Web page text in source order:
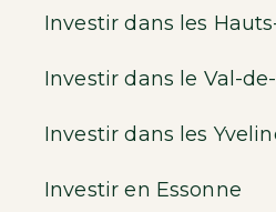
Investir dans les
Investir dans le Val-
Investir dans les
Investir en Essonne